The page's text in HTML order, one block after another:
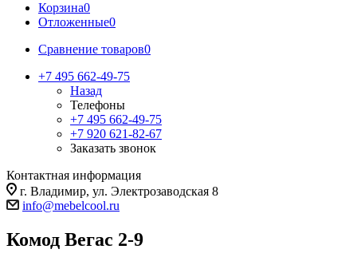
Корзина0
Отложенные0
Сравнение товаров0
+7 495 662-49-75
Назад
Телефоны
+7 495 662-49-75
+7 920 621-82-67
Заказать звонок
Контактная информация
г. Владимир, ул. Электрозаводская 8
info@mebelcool.ru
Комод Вегас 2-9